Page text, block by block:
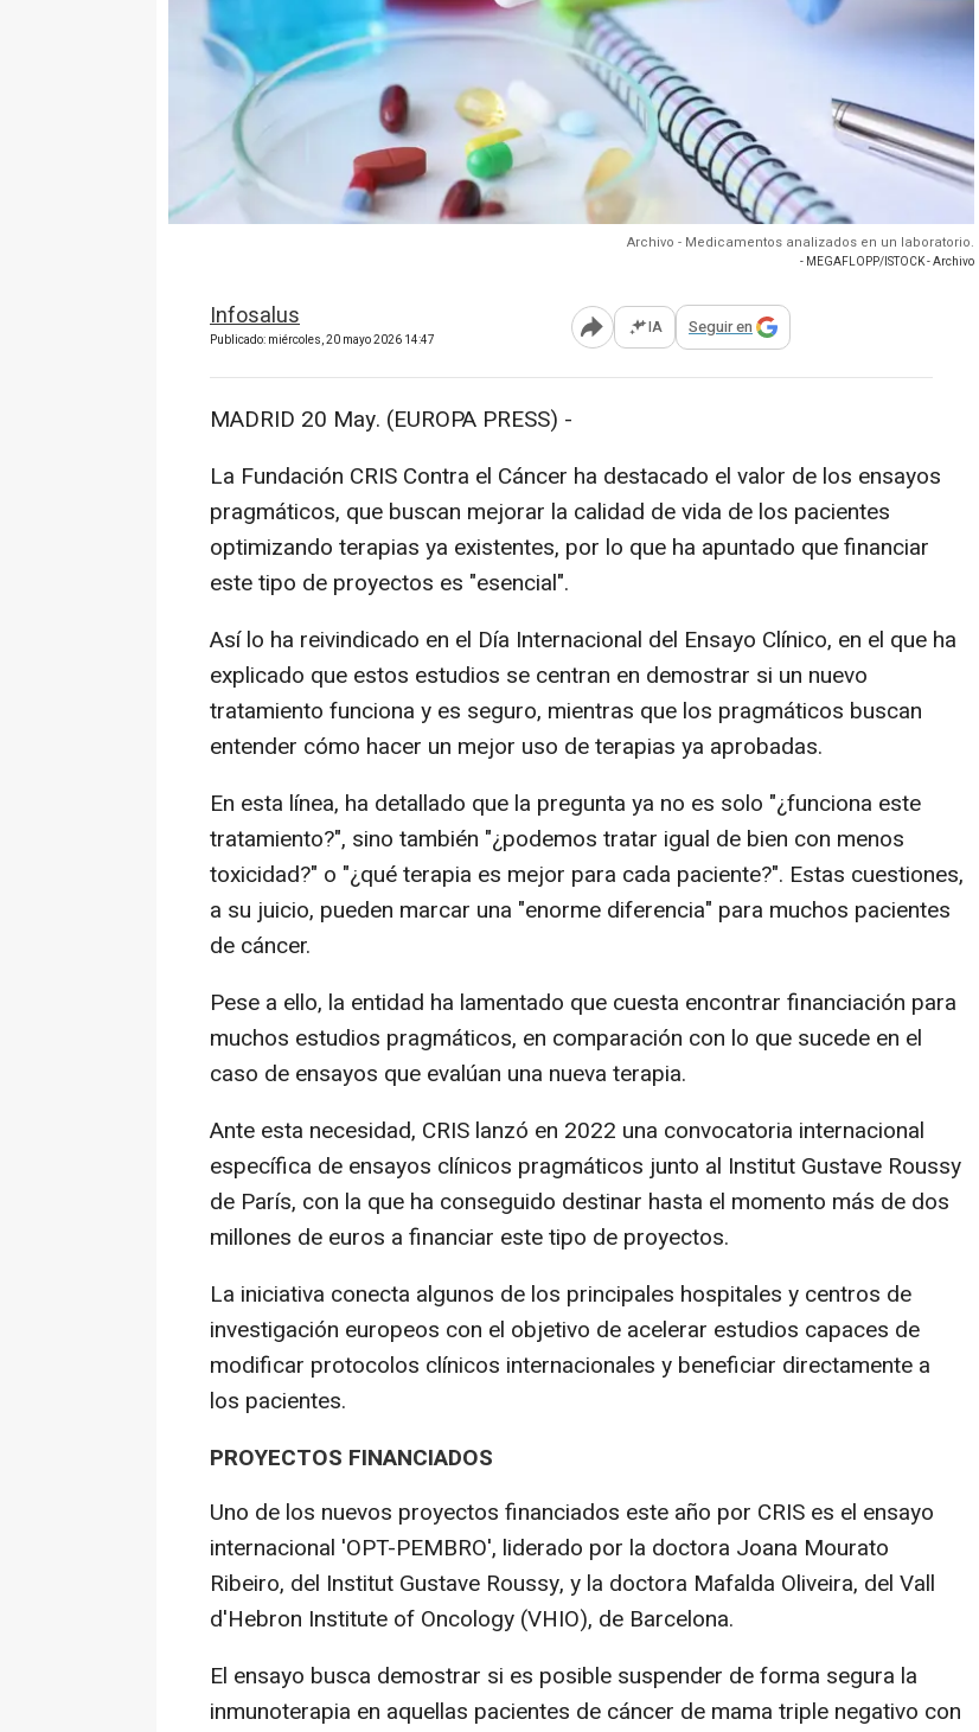
Archivo - Medicamentos analizados en un laboratorio.
- MEGAFLOPP/ISTOCK - Archivo
Infosalus
Publicado: miércoles, 20 mayo 2026 14:47 Abrir opciones para compartir
IA Seguir en
MADRID 20 May. (EUROPA PRESS) -
La Fundación CRIS Contra el Cáncer ha destacado el valor de los ensayos
pragmáticos, que buscan mejorar la calidad de vida de los pacientes
optimizando terapias ya existentes, por lo que ha apuntado que financiar
este tipo de proyectos es "esencial".
Así lo ha reivindicado en el Día Internacional del Ensayo Clínico, en el que ha
explicado que estos estudios se centran en demostrar si un nuevo
tratamiento funciona y es seguro, mientras que los pragmáticos buscan
entender cómo hacer un mejor uso de terapias ya aprobadas.
En esta línea, ha detallado que la pregunta ya no es solo "¿funciona este
tratamiento?", sino también "¿podemos tratar igual de bien con menos
toxicidad?" o "¿qué terapia es mejor para cada paciente?". Estas cuestiones,
a su juicio, pueden marcar una "enorme diferencia" para muchos pacientes
de cáncer.
Pese a ello, la entidad ha lamentado que cuesta encontrar financiación para
muchos estudios pragmáticos, en comparación con lo que sucede en el
caso de ensayos que evalúan una nueva terapia.
Ante esta necesidad, CRIS lanzó en 2022 una convocatoria internacional
específica de ensayos clínicos pragmáticos junto al Institut Gustave Roussy
de París, con la que ha conseguido destinar hasta el momento más de dos
millones de euros a financiar este tipo de proyectos.
La iniciativa conecta algunos de los principales hospitales y centros de
investigación europeos con el objetivo de acelerar estudios capaces de
modificar protocolos clínicos internacionales y beneficiar directamente a
los pacientes.
PROYECTOS FINANCIADOS
Uno de los nuevos proyectos financiados este año por CRIS es el ensayo
internacional 'OPT-PEMBRO', liderado por la doctora Joana Mourato
Ribeiro, del Institut Gustave Roussy, y la doctora Mafalda Oliveira, del Vall
d'Hebron Institute of Oncology (VHIO), de Barcelona.
El ensayo busca demostrar si es posible suspender de forma segura la
inmunoterapia en aquellas pacientes de cáncer de mama triple negativo con